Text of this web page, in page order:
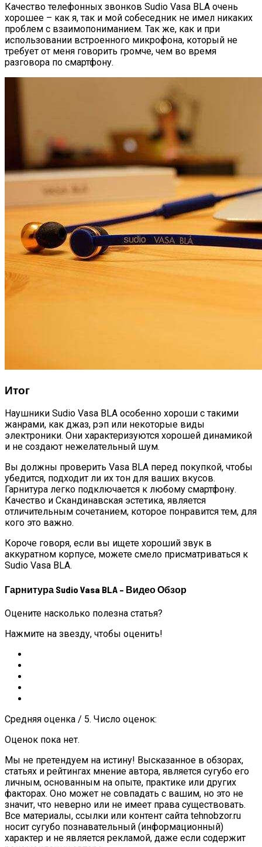
Качество телефонных звонков Sudio Vasa BLA очень
хорошее – как я, так и мой собеседник не имел никаких
проблем с взаимопониманием. Так же, как и при
использовании встроенного микрофона, который не
требует от меня говорить громче, чем во время
разговора по смартфону.
Итог
Наушники Sudio Vasa BLA особенно хороши с такими
жанрами, как джаз, рэп или некоторые виды
электроники. Они характеризуются хорошей динамикой
и не создают нежелательный шум.
Вы должны проверить Vasa BLA перед покупкой, чтобы
убедится, подходит ли их тон для ваших вкусов.
Гарнитура легко подключается к любому смартфону.
Качество и Скандинавская эстетика, является
отличительным сочетанием, которое понравится тем, для
кого это важно.
Короче говоря, если вы ищете хороший звук в
аккуратном корпусе, можете смело присматриваться к
Sudio Vasa BLA.
Гарнитура Sudio Vasa BLA – Видео Обзор
Оцените насколько полезна статья?
Нажмите на звезду, чтобы оценить!
Средняя оценка / 5. Число оценок:
Оценок пока нет.
Мы не претендуем на истину! Высказанное в обзорах,
статьях и рейтингах мнение автора, является сугубо его
личным, основанным на опыте, практике или других
факторах. Оно может не совпадать с вашим, но это не
значит, что неверно или не имеет права существовать.
Все материалы, ссылки или контент сайта tehnobzor.ru
носит сугубо познавательный (информационный)
характер и не является рекламой, даже если содержит